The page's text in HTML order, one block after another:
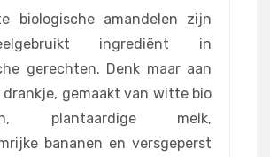
biologische amandelen zijn
ingrediënt in
gerechten. Denk maar aan
drankje, gemaakt van witte bio
plantaardige melk,
bananen en versgeperst